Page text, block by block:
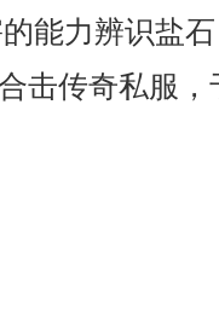
能力辨识盐
击传奇私服